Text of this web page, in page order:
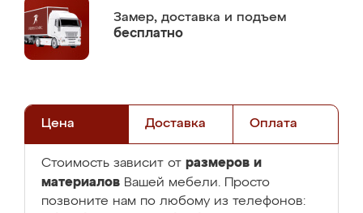
Замер, доставка и подъем
бесплатно
Цена Доставка Оплата
Стоимость зависит от размеров и
материалов Вашей мебели. Просто
позвоните нам по любому из телефонов: